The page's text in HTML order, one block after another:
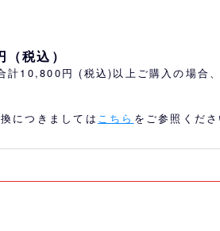
税込）
計10,800円 (税込)以上ご購入の場合
につきましては こちら をご参照くださ